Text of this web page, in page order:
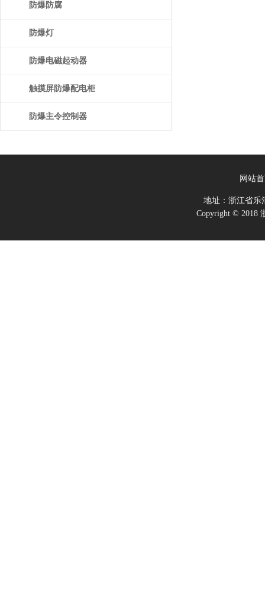
防爆防腐
防爆灯
防爆电磁起动器
触摸屏防爆配电柜
防爆主令控制器
网站
地址：浙江省
Copyright © 2018